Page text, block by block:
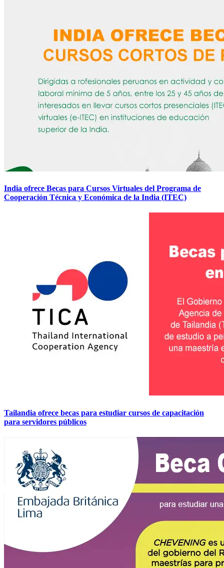
India ofrece Becas para Cursos Virtuales del Programa de
Cooperación Técnica y Económica de la India (ITEC)
Tailandia ofrece becas para estudiar cursos de capacitación
para servidores públicos